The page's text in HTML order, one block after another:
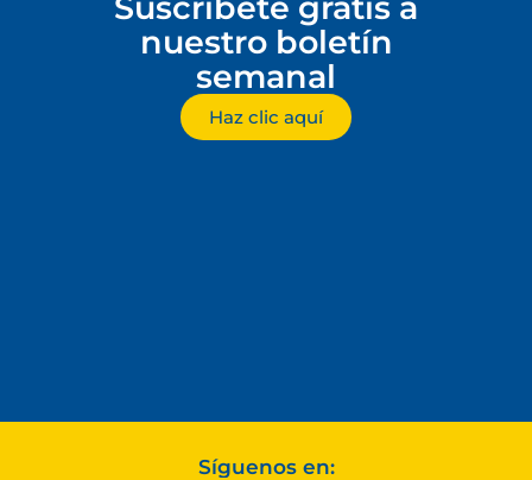
nuestro boletín
semanal
Haz clic aquí
Síguenos en: